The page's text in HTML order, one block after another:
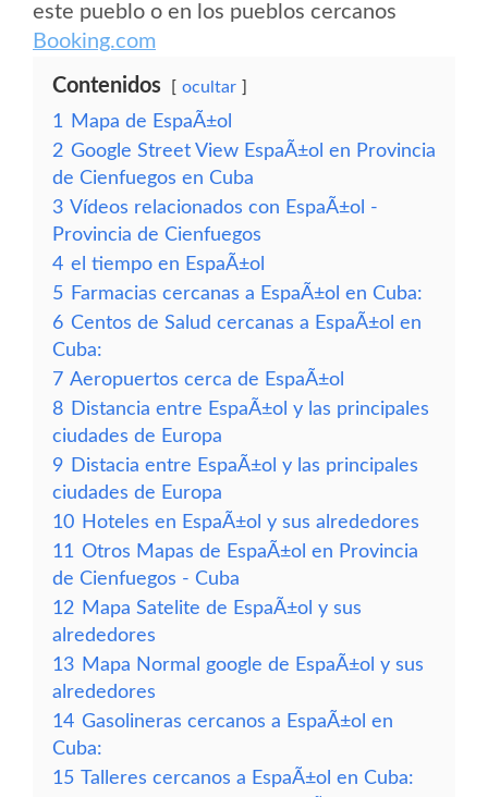
este pueblo o en los pueblos cercanos
Booking.com
Contenidos ocultar
1
Mapa de EspaÃ±ol
2 Google Street View EspaÃ±ol en Provincia
de Cienfuegos en Cuba
3 Vídeos relacionados con EspaÃ±ol -
Provincia de Cienfuegos
4 el tiempo en EspaÃ±ol
5 Farmacias cercanas a EspaÃ±ol en Cuba:
6 Centos de Salud cercanas a EspaÃ±ol en
Cuba:
7 Aeropuertos cerca de EspaÃ±ol
8 Distancia entre EspaÃ±ol y las principales
ciudades de Europa
9 Distacia entre EspaÃ±ol y las principales
ciudades de Europa
10 Hoteles en EspaÃ±ol y sus alrededores
11 Otros Mapas de EspaÃ±ol en Provincia
de Cienfuegos - Cuba
12 Mapa Satelite de EspaÃ±ol y sus
alrededores
13 Mapa Normal google de EspaÃ±ol y sus
alrededores
14 Gasolineras cercanos a EspaÃ±ol en
Cuba:
15 Talleres cercanos a EspaÃ±ol en Cuba: